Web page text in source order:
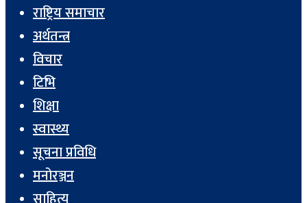
राष्ट्रिय समाचार
अर्थतन्त्र
विचार
टिभि
शिक्षा
स्वास्थ्य
सूचना प्रविधि
मनोरञ्जन